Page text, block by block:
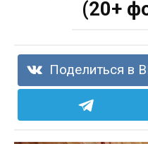
(20+
Поделиться в